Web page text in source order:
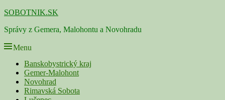
Skip
content
SOBOTNIK.SK
Správy z Gemera, Malohontu a Novohradu
Menu
Primárne
menu
Banskobystrický kraj
Gemer-Malohont
Novohrad
Rimavská Sobota